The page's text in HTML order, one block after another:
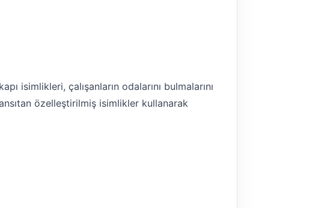
isimlikleri, çalışanların odalarını bulmalarını
özelleştirilmiş isimlikler kullanarak